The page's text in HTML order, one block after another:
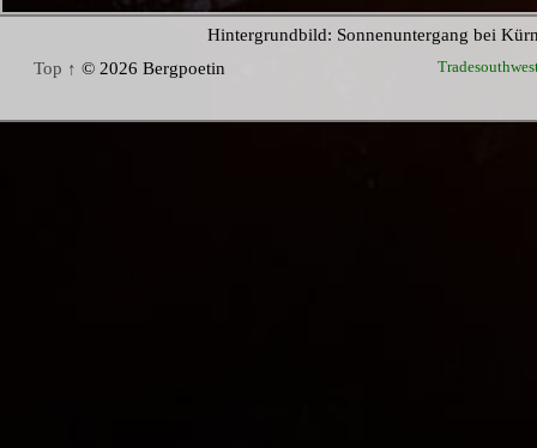
Hintergrundbild: Sonnenuntergang bei
Top ↑ © 2026 Bergpoetin